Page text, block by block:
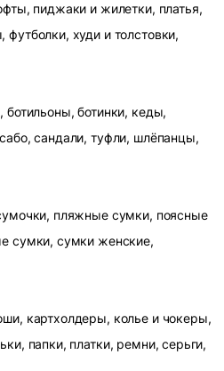
пиджаки и жилетки, платья,
худи и толстовки,
ботинки, кеды,
сандали, туфли, шлёпанцы,
пляжные сумки, поясные
сумки, сумки женские,
картхолдеры, колье и чокеры,
папки, платки, ремни, серьги,